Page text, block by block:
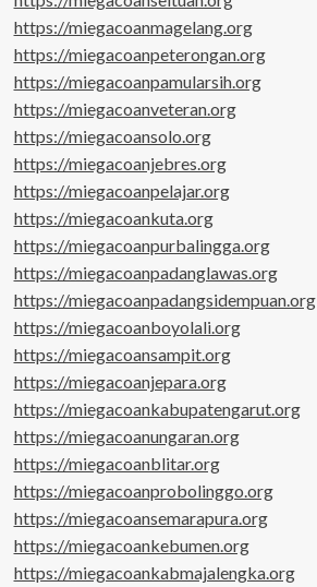
https://miegacoanmagelang.org
https://miegacoanpeterongan.org
https://miegacoanpamularsih.org
https://miegacoanveteran.org
https://miegacoansolo.org
https://miegacoanjebres.org
https://miegacoanpelajar.org
https://miegacoankuta.org
https://miegacoanpurbalingga.org
https://miegacoanpadanglawas.org
https://miegacoanpadangsidempuan.org
https://miegacoanboyolali.org
https://miegacoansampit.org
https://miegacoanjepara.org
https://miegacoankabupatengarut.org
https://miegacoanungaran.org
https://miegacoanblitar.org
https://miegacoanprobolinggo.org
https://miegacoansemarapura.org
https://miegacoankebumen.org
https://miegacoankabmajalengka.org